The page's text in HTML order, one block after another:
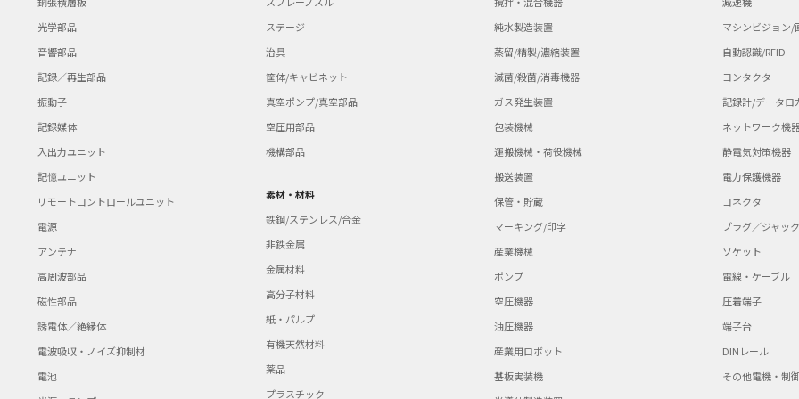
250W×250L×325H Φ350×380H （mm） 150W×150L×300H（TiAl） 30μm,60μm（Ti6Al4V）
50μm（Ti6Al4V） 積層厚さ 90μm 40μm（inconel718） 90μm（TiAl） 本ソリューションに関するお
問い合わせは、下記まで御連絡下さい。 (株)電通国際情報サービス 技術2部 Tel：03-6713-8010 E-
光学部品
音響部品
記録／再生部品
振動子
記録媒体
入出力ユニット
記憶ユニット
リモートコントロールユニット
電源
アンテナ
高周波部品
磁性部品
誘電体／絶縁体
電波吸収・ノイズ抑制材
電池
ステージ
治具
筐体/キャビネット
真空ポンプ/真空部品
空圧用部品
機構部品
素材・材料
鉄鋼/ステンレス/合金
非鉄金属
金属材料
高分子材料
紙・パルプ
有機天然材料
薬品
プラスチック
純水製造装置
蒸留/精製/濃縮装置
滅菌/殺菌/消毒機器
ガス発生装置
包装機械
運搬機械・荷役機械
搬送装置
保管・貯蔵
マーキング/印字
産業機械
ポンプ
空圧機器
油圧機器
産業用ロボット
基板実装機
マシンビジョン/
自動認識/RFID
コンタクタ
記録計/データロ
ネットワーク機
静電気対策機器
電力保護機器
コネクタ
プラグ／ジャック
ソケット
電線・ケーブル
圧着端子
端子台
DINレール
その他電機・制御